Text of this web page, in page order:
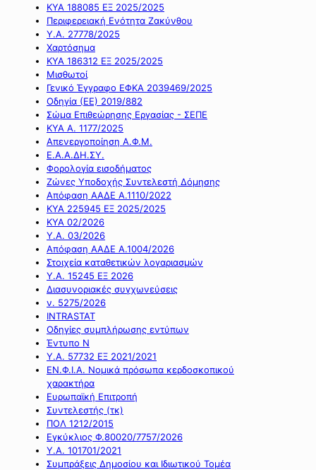
ΚΥΑ 188085 ΕΞ 2025/2025
Περιφερειακή Ενότητα Ζακύνθου
Υ.Α. 27778/2025
Χαρτόσημα
ΚΥΑ 186312 ΕΞ 2025/2025
Μισθωτοί
Γενικό Έγγραφο ΕΦΚΑ 2039469/2025
Οδηγία (ΕΕ) 2019/882
Σώμα Επιθεώρησης Εργασίας - ΣΕΠΕ
ΚΥΑ Α. 1177/2025
Απενεργοποίηση Α.Φ.Μ.
Ε.Α.Α.ΔΗ.ΣΥ.
Φορολογία εισοδήματος
Ζώνες Υποδοχής Συντελεστή Δόμησης
Απόφαση ΑΑΔΕ Α.1110/2022
ΚΥΑ 225945 ΕΞ 2025/2025
ΚΥΑ 02/2026
Υ.Α. 03/2026
Απόφαση ΑΑΔΕ Α.1004/2026
Στοιχεία καταθετικών λογαριασμών
Υ.Α. 15245 ΕΞ 2026
Διασυνοριακές συγχωνεύσεις
ν. 5275/2026
INTRASTAT
Οδηγίες συμπλήρωσης εντύπων
Έντυπο Ν
Υ.Α. 57732 ΕΞ 2021/2021
ΕΝ.Φ.Ι.Α. Νομικά πρόσωπα κερδοσκοπικού
χαρακτήρα
Ευρωπαϊκή Επιτροπή
Συντελεστής (τκ)
ΠΟΛ 1212/2015
Εγκύκλιος Φ.80020/7757/2026
Υ.Α. 101701/2021
Συμπράξεις Δημοσίου και Ιδιωτικού Τομέα